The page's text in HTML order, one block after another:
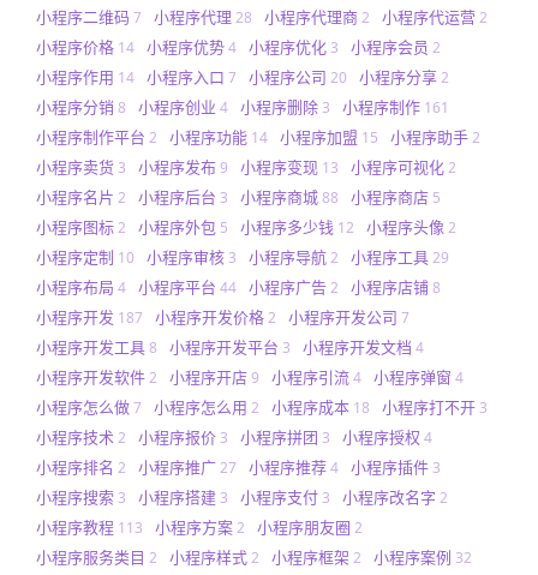
小程序二维码7 小程序代理 28 小程序代理商2 小程序代运营2
小程序价格 14 小程序优势4 小程序优化 3 小程序会员 2
小程序作用 14 小程序入口 7 小程序公司 20 小程序分享2
小程序分销 8 小程序创业 4 小程序删除 3 小程序制作 161
小程序制作平台 2 小程序功能 14 小程序加盟 15 小程序助手2
小程序卖货 3 小程序发布9 小程序变现 13 小程序可视化2
小程序名片 2 小程序后台 3 小程序商城88 小程序商店 5
小程序图标2 小程序外包 5 小程序多少钱 12 小程序头像 2
小程序定制 10 小程序审核 3 小程序导航2 小程序工具29
小程序布局 4 小程序平台 44 小程序广告2 小程序店铺8
小程序开发 187 小程序开发价格2 小程序开发公司 7
小程序开发工具8 小程序开发平台 3 小程序开发文档 4
小程序开发软件2 小程序开店9 小程序引流4 小程序弹窗 4
小程序怎么做7 小程序怎么用 2 小程序成本 18 小程序打不开 3
小程序技术2 小程序报价 3 小程序拼团 3 小程序授权 4
小程序排名 2 小程序推广27 小程序推荐4 小程序插件 3
小程序搜索 3 小程序搭建 3 小程序支付 3 小程序改名字 2
小程序教程 113 小程序方案2 小程序朋友圈 2
小程序服务类目 2 小程序样式2 小程序框架 2 小程序案例 32